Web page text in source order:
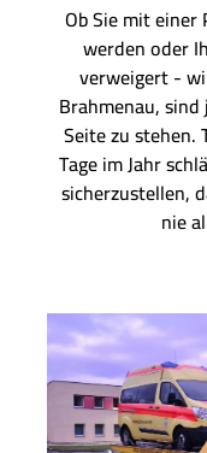
Ob Sie mit
werden oder
verweigert -
Brahmenau,
Seite zu stehen.
Tage im Jahr
sicherzustellen,
nie